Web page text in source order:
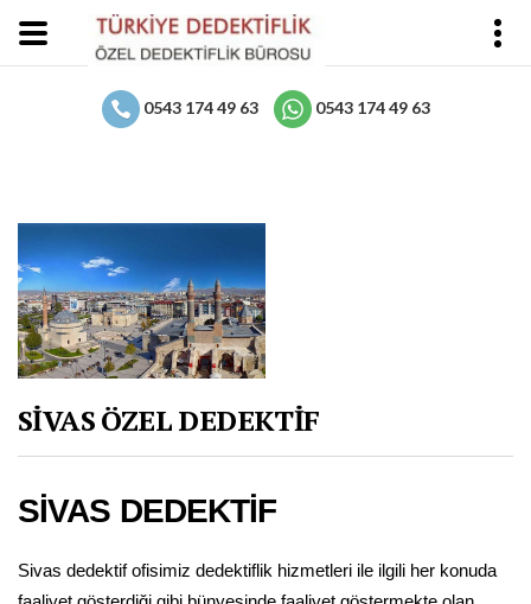
0543 174 49 63 0543 174 49 63
SİVAS ÖZEL DEDEKTİF
SİVAS DEDEKTİF
Sivas dedektif ofisimiz dedektiflik hizmetleri ile ilgili her konuda